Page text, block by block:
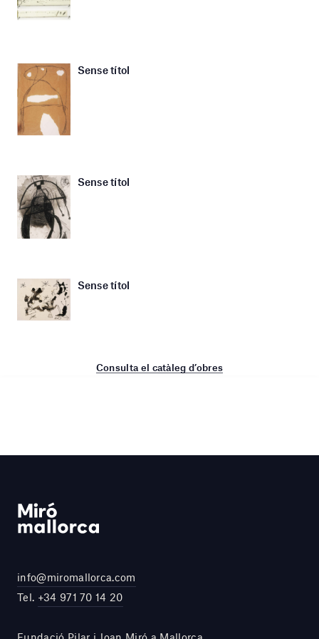
Sense títol
Sense títol
Sense títol
Consulta el catàleg d’obres
info@miromallorca.com
Tel. +34 971 70 14 20